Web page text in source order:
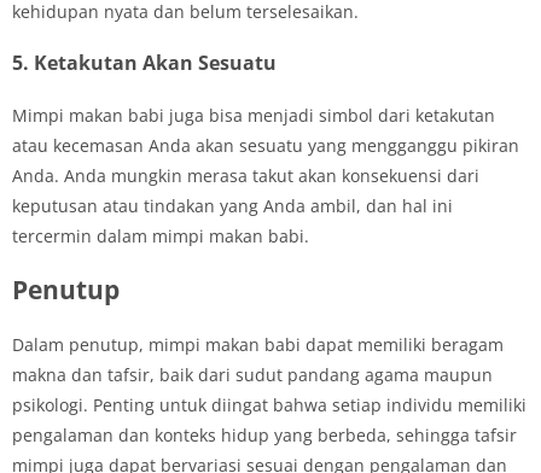
kehidupan nyata dan belum terselesaikan.
5. Ketakutan Akan Sesuatu
Mimpi makan babi juga bisa menjadi simbol dari ketakutan
atau kecemasan Anda akan sesuatu yang mengganggu pikiran
Anda. Anda mungkin merasa takut akan konsekuensi dari
keputusan atau tindakan yang Anda ambil, dan hal ini
tercermin dalam mimpi makan babi.
Penutup
Dalam penutup, mimpi makan babi dapat memiliki beragam
makna dan tafsir, baik dari sudut pandang agama maupun
psikologi. Penting untuk diingat bahwa setiap individu memiliki
pengalaman dan konteks hidup yang berbeda, sehingga tafsir
mimpi juga dapat bervariasi sesuai dengan pengalaman dan